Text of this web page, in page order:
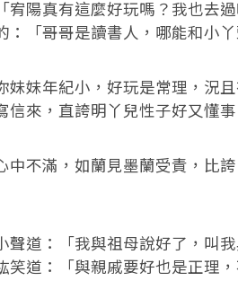
陽真有這麼好玩嗎？我也去過
：「哥哥是讀書人，哪能和小丫
妹年紀小，好玩是常理，況且
信來，直誇明丫兒性子好又懂
不滿，如蘭見墨蘭受責，比誇
道：「我與祖母說好了，叫我
笑道：「與親戚要好也是正理